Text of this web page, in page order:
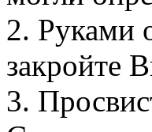
2. Руками
закройте
3.